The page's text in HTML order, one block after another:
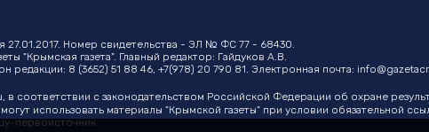
27.01.2017. Номер свидетельства - ЭЛ № ФС 77 - 68430.
"Крымская газета". Главный редактор: Гайдуков А.В.
8 (3652) 51 88 46, +7(978) 20 790 81. Электронная почта:
, в соответствии с законодательством Российской Федерации об охране
использовать материалы "Крымской газеты" при условии обязательной
первоисточник